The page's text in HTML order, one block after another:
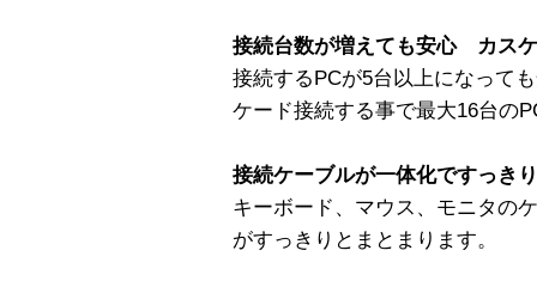
接続台数が増えても安心 カス
接続するPCが5台以上になって
ケード接続する事で最大16台の
接続ケーブルが一体化ですっきり
キーボード、マウス、モニタの
がすっきりとまとまります。